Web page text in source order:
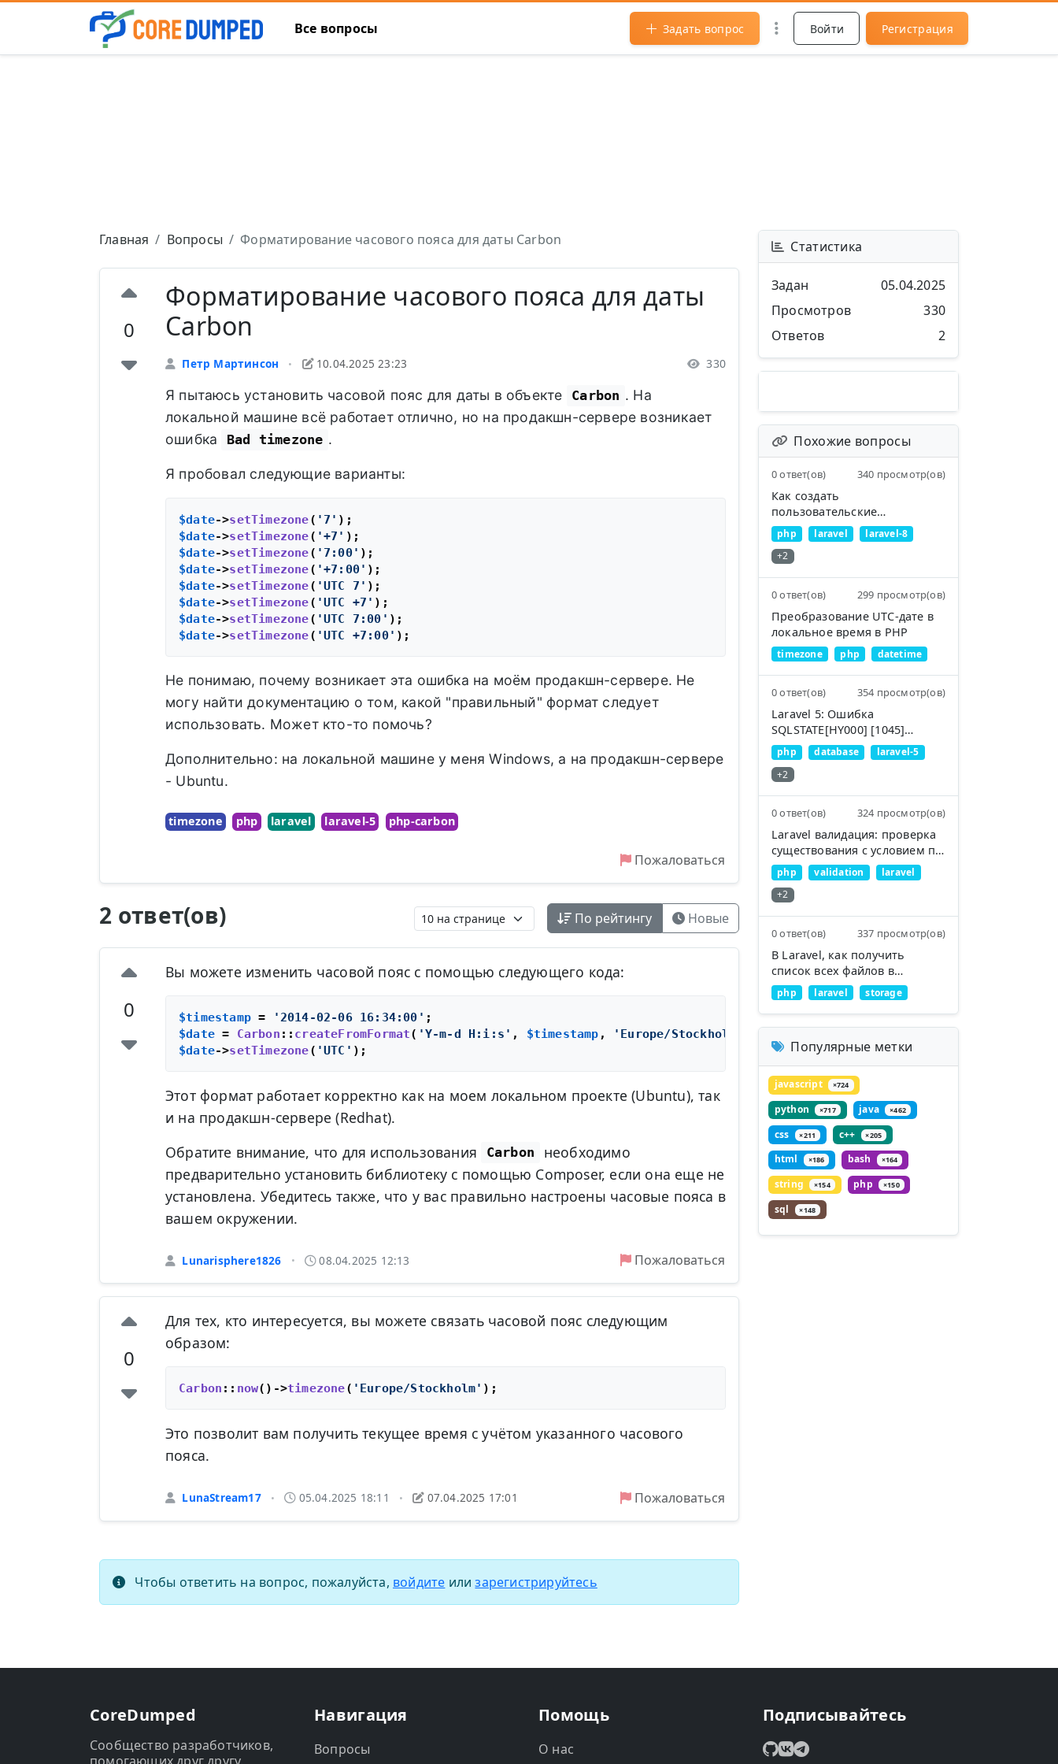
Все вопросы Задать вопрос Войти Регистрация
Главная Вопросы Форматирование часового пояса для даты Carbon
0
Форматирование часового пояса для даты
Carbon
Петр Мартинсон • 10.04.2025 23:23 330
Я пытаюсь установить часовой пояс для даты в объекте Carbon . На
локальной машине всё работает отлично, но на продакшн-сервере возникает
ошибка
Bad timezone .
Я пробовал следующие варианты:
$date->setTimezone( '7'
$date->setTimezone( '+7'
$date->setTimezone( '7:00'
$date->setTimezone( '+7:00'
$date->setTimezone( 'UTC 7'
$date->setTimezone( 'UTC +7'
$date->setTimezone( 'UTC 7:00'
$date->setTimezone( 'UTC +7:00'
Не понимаю, почему возникает эта ошибка на моём продакшн-сервере. Не
могу найти документацию о том, какой "правильный" формат следует
использовать. Может кто-то помочь?
Дополнительно: на локальной машине у меня Windows, а на продакшн-сервере
- Ubuntu.
timezone php laravel laravel-5 php-carbon
Пожаловаться
2 ответ(ов) По рейтингу Новые
0
Вы можете изменить часовой пояс с помощью следующего кода:
$timestamp = '2014-02-06 16:34:00'
$date = Carbon :: createFromFormat( 'Y-m-d H:i:s' , $timestamp , 'Europe/Stockholm'
$date->setTimezone( 'UTC'
Этот формат работает корректно как на моем локальном проекте (Ubuntu), так
и на продакшн-сервере (Redhat).
Обратите внимание, что для использования
Carbon
необходимо
предварительно установить библиотеку с помощью Composer, если она еще не
установлена. Убедитесь также, что у вас правильно настроены часовые пояса в
вашем окружении.
Lunarisphere1826 • 08.04.2025 12:13 Пожаловаться
0
Для тех, кто интересуется, вы можете связать часовой пояс следующим
образом:
Carbon :: now()->timezone( 'Europe/Stockholm'
Это позволит вам получить текущее время с учётом указанного часового
пояса.
LunaStream17 • 05.04.2025 18:11 • 07.04.2025 17:01 Пожаловаться
Чтобы ответить на вопрос, пожалуйста, войдите илизарегистрируйтесь
Статистика
Задан
05.04.2025
Просмотров
330
Ответов
2
Похожие вопросы
0 ответ(ов) 340 просмотр(ов)
Как создать
пользовательские
вспомогательные функции в
Laravel
php laravel
laravel-8
+2
0 ответ(ов) 299 просмотр(ов)
Преобразование UTC-дате в
локальное время в PHP
timezone php datetime
0 ответ(ов) 354 просмотр(ов)
Laravel 5: Ошибка
SQLSTATE[HY000] [1045]
Доступ запрещён для
пользователя
'homestead'@'localhost'
(используется пароль: ДА)
php database
laravel-5
+2
0 ответ(ов) 324 просмотр(ов)
Laravel валидация: проверка
существования с условием по
дополнительному столбцу -
пользовательское правило
валидации
php validation
laravel
+2
0 ответ(ов) 337 просмотр(ов)
В Laravel, как получить
список всех файлов в
публичной папке?
php laravel storage
Популярные метки
javascript ×724
python ×717 java ×462
css ×211 c++ ×205
html ×186 bash ×164
string ×154 php ×150
sql ×148
CoreDumped
Сообщество разработчиков,
Навигация
Вопросы
Помощь
О нас
Подписывайтесь